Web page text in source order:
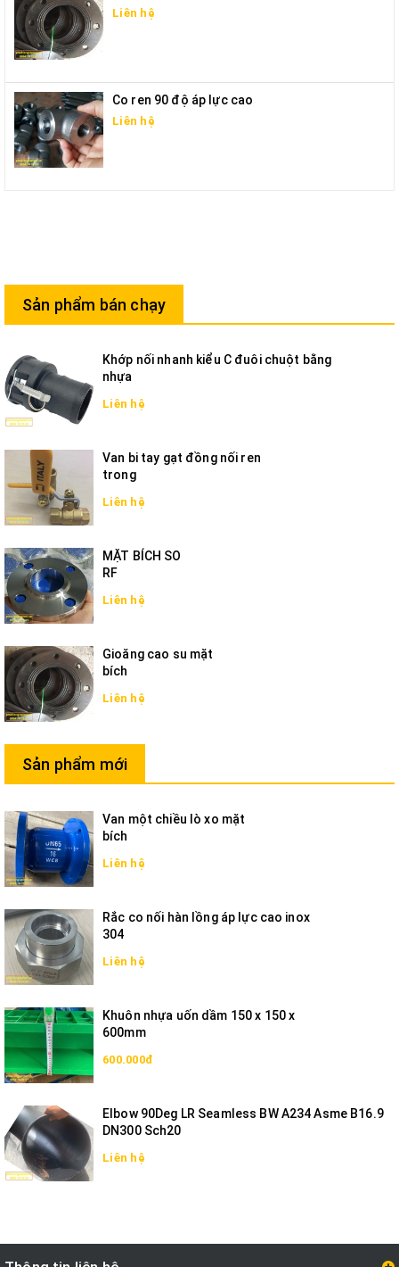
Liên hệ
Co ren 90 độ áp lực cao
Liên hệ
Sản phẩm bán chạy
Khớp nối nhanh kiểu C đuôi chuột bằng
nhựa
Liên hệ
Van bi tay gạt đồng nối ren
trong
Liên hệ
MẶT BÍCH SO
RF
Liên hệ
Gioăng cao su mặt
bích
Liên hệ
Sản phẩm mới
Van một chiều lò xo mặt
bích
Liên hệ
Rắc co nối hàn lồng áp lực cao inox
304
Liên hệ
Khuôn nhựa uốn dầm 150 x 150 x
600mm
600.000đ
Elbow 90Deg LR Seamless BW A234 Asme B16.9
DN300 Sch20
Liên hệ